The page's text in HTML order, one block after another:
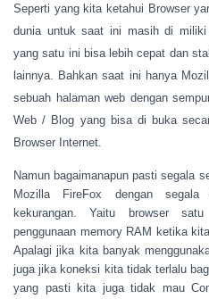
Seperti yang kita ketahui Browser
dunia untuk saat ini masih di
yang satu ini bisa lebih cepat dan
lainnya. Bahkan saat ini hanya
sebuah halaman web dengan
Web / Blog yang bisa di buka
Browser Internet.
Namun bagaimanapun pasti segala
Mozilla FireFox dengan segala
kekurangan. Yaitu browser
penggunaan memory RAM ketika
Apalagi jika kita banyak
juga jika koneksi kita tidak terlalu
yang pasti kita juga tidak mau